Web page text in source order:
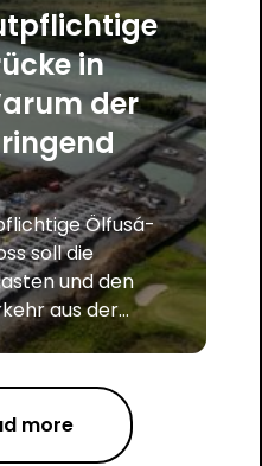
in
der
Ölfusá-
soll die
und den
aus der...
more